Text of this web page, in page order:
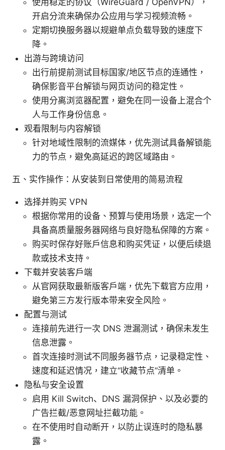
开启分流来确保办公应用与学习视频流畅。
定期切换服务器以规避单点负载导致的速度下
降。
出游与跨境访问
出行前提前测试目标国家/地区节点的连通性，
确保影音平台解锁与网页访问的稳定性。
使用分离浏览器配置，避免在同一设备上混合个
人与工作身份信息。
观看限制与内容解锁
针对地域性限制的流媒体，优先测试具备解锁能
力的节点，避免高延迟的跨区域路由。
五、实作操作：从安装到日常使用的简易流程
选择并购买 VPN
根据你常用的设备、预算与使用场景，选定一个
具备高质量服务器网络与良好隐私保障的方案。
购买时保存好账户信息和购买凭证，以便后续退
款或技术支持。
下载并安装客户端
从官网获取最新版客户端，优先下载官方应用，
避免第三方发行版本带来安全风险。
配置与测试
连接前先进行一次 DNS 泄漏测试，确保未发生
信息泄露。
首次连接时测试不同服务器节点，记录稳定性、
速度和延迟情况，建立“收藏节点”清单。
隐私与安全设置
启用 Kill Switch、DNS 漏洞保护、以及必要的
广告拦截/恶意网址拦截功能。
在不使用时自动断开，以防止误连时的隐私暴
露。